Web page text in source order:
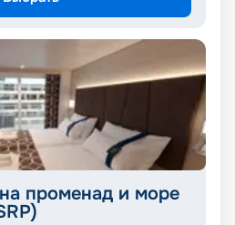
променад и море